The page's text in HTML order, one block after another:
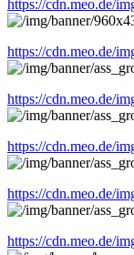
https://cdn.meo.de/
https://cdn.meo.de/
https://cdn.meo.de/
https://cdn.meo.de/
https://cdn.meo.de/
https://cdn.meo.de/